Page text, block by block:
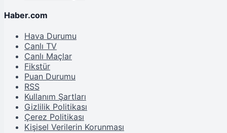
Haber.com
Hava Durumu
Canlı TV
Canlı Maçlar
Fikstür
Puan Durumu
RSS
Kullanım Şartları
Gizlilik Politikası
Çerez Politikası
Kişisel Verilerin Korunması